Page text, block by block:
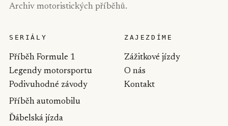
Archiv motoristických příběhů.
SERIÁLY
Příběh Formule 1
Legendy motorsportu
Podivuhodné závody
Příběh automobilu
Ďábelská jízda
ZAJEZDÍME
Zážitkové jízdy
O nás
Kontakt